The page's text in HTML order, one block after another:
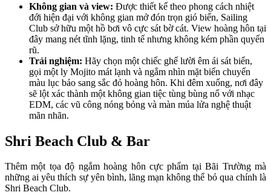
Không gian và view: Được thiết kế theo phong cách nhiệt
đới hiện đại với không gian mở đón trọn gió biển, Sailing
Club sở hữu một hồ bơi vô cực sát bờ cát. View hoàng hôn tại
đây mang nét tĩnh lặng, tinh tế nhưng không kém phần quyến
rũ.
Trải nghiệm: Hãy chọn một chiếc ghế lười êm ái sát biển,
gọi một ly Mojito mát lạnh và ngắm nhìn mặt biển chuyển
màu lục bảo sang sắc đỏ hoàng hôn. Khi đêm xuống, nơi đây
sẽ lột xác thành một không gian tiệc tùng bùng nổ với nhạc
EDM, các vũ công nóng bỏng và màn múa lửa nghệ thuật
mãn nhãn.
Shri Beach Club & Bar
Thêm một tọa độ ngắm hoàng hôn cực phẩm tại Bãi Trường mà
những ai yêu thích sự yên bình, lãng mạn không thể bỏ qua chính là
Shri Beach Club.